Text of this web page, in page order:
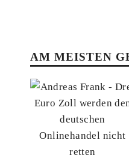
AM MEISTEN